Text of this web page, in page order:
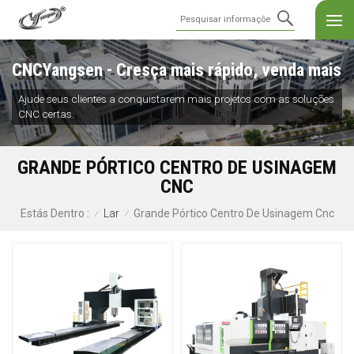
CNCYangsen - Cresça mais rápido, venda mais
Ajude seus clientes a conquistarem mais projetos com as soluções
CNC certas.
GRANDE PÓRTICO CENTRO DE USINAGEM
CNC
Estás Dentro : / Lar / Grande Pórtico Centro De Usinagem Cnc